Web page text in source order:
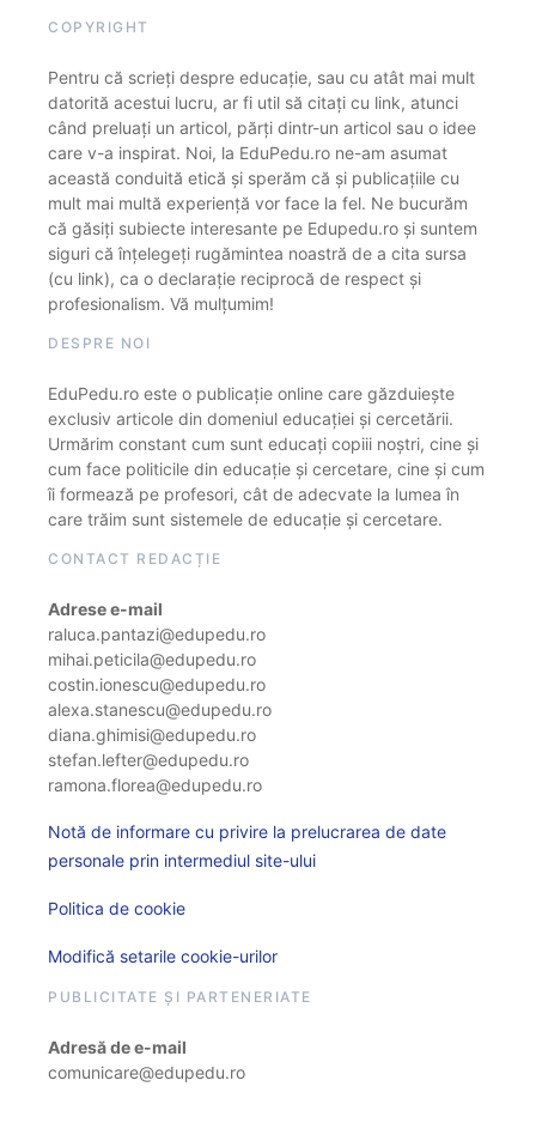
COPYRIGHT
Pentru că scrieți despre educație, sau cu atât mai mult
datorită acestui lucru, ar fi util să citați cu link, atunci
când preluați un articol, părți dintr-un articol sau o idee
care v-a inspirat. Noi, la EduPedu.ro ne-am asumat
această conduită etică și sperăm că și publicațiile cu
mult mai multă experiență vor face la fel. Ne bucurăm
că găsiți subiecte interesante pe Edupedu.ro și suntem
siguri că înțelegeți rugămintea noastră de a cita sursa
(cu link), ca o declarație reciprocă de respect și
profesionalism. Vă mulțumim!
DESPRE NOI
EduPedu.ro este o publicație online care găzduiește
exclusiv articole din domeniul educației și cercetării.
Urmărim constant cum sunt educați copiii noștri, cine și
cum face politicile din educație și cercetare, cine și cum
îi formează pe profesori, cât de adecvate la lumea în
care trăim sunt sistemele de educație și cercetare.
CONTACT REDACȚIE
Adrese e-mail
raluca.pantazi@edupedu.ro
mihai.peticila@edupedu.ro
costin.ionescu@edupedu.ro
alexa.stanescu@edupedu.ro
diana.ghimisi@edupedu.ro
stefan.lefter@edupedu.ro
ramona.florea@edupedu.ro
Notă de informare cu privire la prelucrarea de date
personale prin intermediul site-ului
Politica de cookie
Modifică setarile cookie-urilor
PUBLICITATE ȘI PARTENERIATE
Adresă de e-mail
comunicare@edupedu.ro